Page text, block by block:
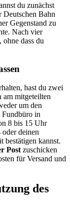
du zunächst
Deutschen Bahn
Gegenstand zu
Nach vier
dass du
hast du zwei
am mitgeteilten
um den
Fundbüro in
8 bis 15 Uhr
deinen
bestätigen kannst.
Post zuschicken
für Versand und
des